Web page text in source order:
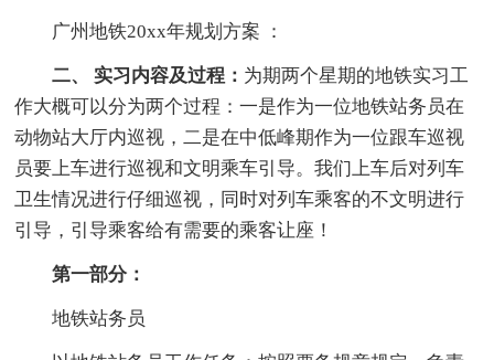
广州地铁20xx年规划方案 ：
二、 实习内容及过程： 为期两个星期的地铁实习工
作大概可以分为两个过程：一是作为一位地铁站务员在
动物站大厅内巡视，二是在中低峰期作为一位跟车巡视
员要上车进行巡视和文明乘车引导。我们上车后对列车
卫生情况进行仔细巡视，同时对列车乘客的不文明进行
引导，引导乘客给有需要的乘客让座！
第一部分：
地铁站务员